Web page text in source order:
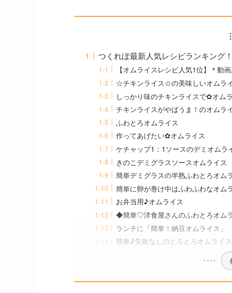
つくれぽ最新人気レシピランキング
【オムライスレシピ人気1位】＊動
☆チキンライス☆の美味しいオムラ
しっかり味のチキンライスで✿オム
チキンライスがやばうま！のオムラ
ふわとろオムライス
作ってあげたい✿オムライス
ケチャップ1：1ソースのデミオムラ
きのこデミグラスソースオムライス
簡単デミグラスの半熟ふわとろオム
簡単に卵が巻け中はふわふわなオム
お弁当用♪オムライス
◆簡単♡洋食屋さんのふわとろオム
ランチに「簡単！納豆オムライス」
簡単♪失敗なしのとろとろオムライ